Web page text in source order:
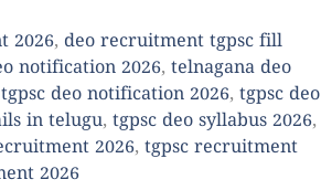
2026, deo recruitment tgpsc fill
notification 2026, telnagana deo
tgpsc deo notification 2026, tgpsc deo
in telugu, tgpsc deo syllabus 2026,
2026, tgpsc recruitment
2026